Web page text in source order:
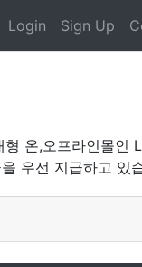
Login Sign Up
온,오프라인몰인
우선 지급하고 있